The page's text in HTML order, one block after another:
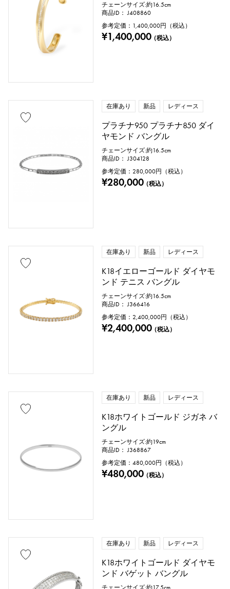
チェーンサイズ:約16.5cm
商品ID： J408860
参考定価： 1,400,000円（税込）
¥1,400,000（税込）
在庫あり 新品 レディース
プラチナ950 プラチナ850 ダイ
ヤモンド バングル
チェーンサイズ:約16.5cm
商品ID： J304128
参考定価： 280,000円（税込）
¥280,000（税込）
在庫あり 新品 レディース
K18イエローゴールド ダイヤモ
ンド テニス バングル
チェーンサイズ:約16.5cm
商品ID： J366416
参考定価： 2,400,000円（税込）
¥2,400,000（税込）
在庫あり 新品 レディース
K18ホワイトゴールド ジガネ バ
ングル
チェーンサイズ:約19cm
商品ID： J368867
参考定価：480,000円（税込）
¥480,000（税込）
在庫あり 新品 レディース
K18ホワイトゴールド ダイヤモ
ンド バゲット バングル
チェーンサイズ:約17.5cm